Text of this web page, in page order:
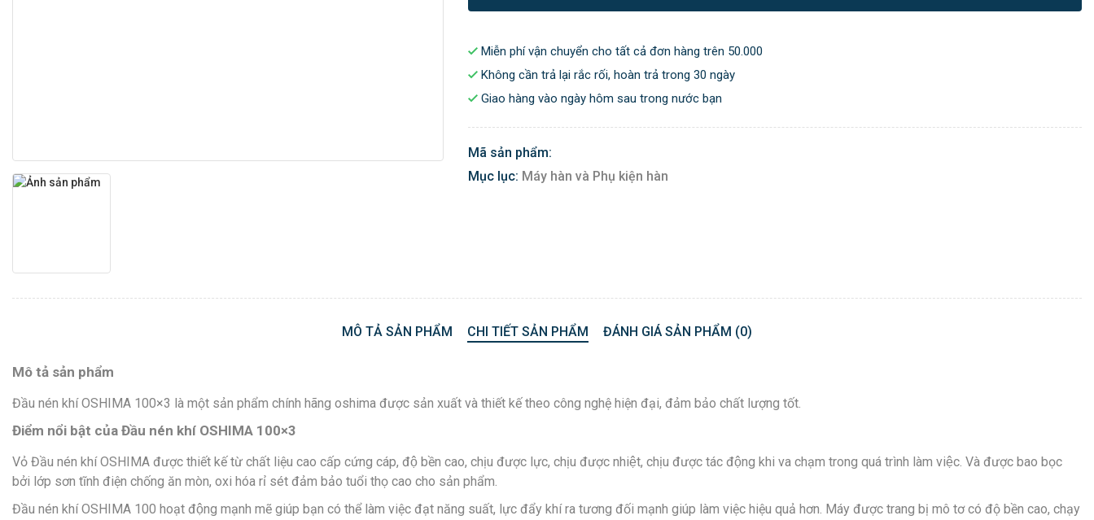
Miễn phí vận chuyển cho tất cả đơn hàng trên 50.000
Không cần trả lại rắc rối, hoàn trả trong 30 ngày
Giao hàng vào ngày hôm sau trong nước bạn
Mã sản phẩm:
Mục lục: Máy hàn và Phụ kiện hàn
MÔ TẢ SẢN PHẨM CHI TIẾT SẢN PHẨM ĐÁNH GIÁ SẢN PHẨM (0)
Mô tả sản phẩm
Đầu nén khí OSHIMA 100×3 là một sản phẩm chính hãng oshima được sản xuất và thiết kế theo công nghệ hiện đại, đảm bảo chất lượng tốt.
Điểm nổi bật của Đầu nén khí OSHIMA 100×3
Vỏ Đầu nén khí OSHIMA được thiết kế từ chất liệu cao cấp cứng cáp, độ bền cao, chịu được lực, chịu được nhiệt, chịu được tác động khi va chạm trong quá trình làm việc. Và được bao bọc
bởi lớp sơn tĩnh điện chống ăn mòn, oxi hóa rỉ sét đảm bảo tuổi thọ cao cho sản phẩm.
Đầu nén khí OSHIMA 100 hoạt động mạnh mẽ giúp bạn có thể làm việc đạt năng suất, lực đẩy khí ra tương đối mạnh giúp làm việc hiệu quả hơn. Máy được trang bị mô tơ có độ bền cao, chạy